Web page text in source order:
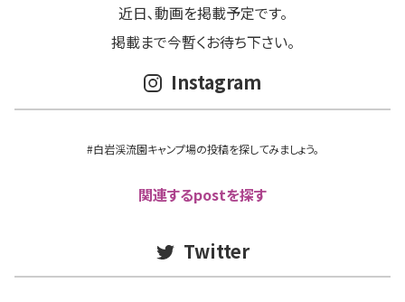
近日､動画を掲載予定です。
掲載まで今暫くお待ち下さい。
Instagram
#白岩渓流園キャンプ場の投稿を探してみましょう。
関連するpostを探す
Twitter